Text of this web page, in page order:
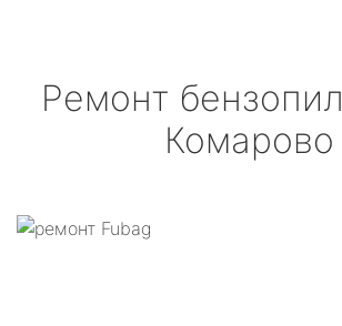
Ремонт бензопил
Комарово